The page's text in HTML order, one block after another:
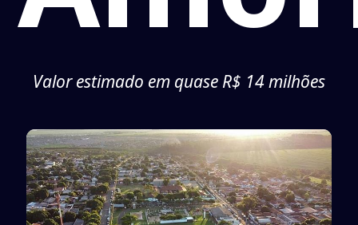
Valor estimado em quase R$ 14 milhões